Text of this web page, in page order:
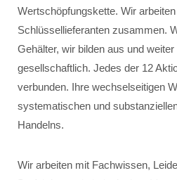
Wertschöpfungskette. Wir
Schlüssellieferanten zusammen.
Gehälter, wir bilden aus und
gesellschaftlich. Jedes der 12
verbunden. Ihre wechselseitigen
systematischen und
Handelns.
Wir arbeiten mit Fachwissen,